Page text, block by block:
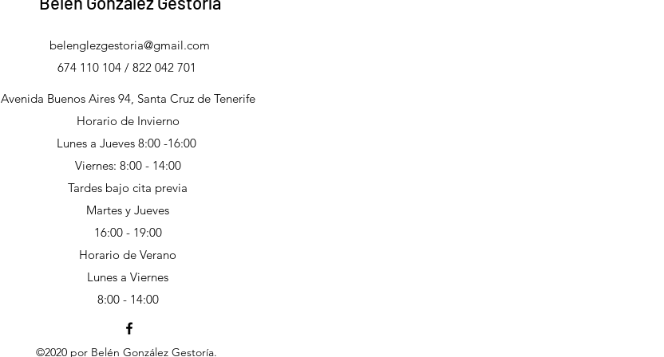
belenglezgestoria@gmail.com
674 110 104 / 822 042 701
Avenida Buenos Aires 94, Santa Cruz de Tenerife
Horario de Invierno
Lunes a Jueves 8:00 -16:00
Viernes: 8:00 - 14:00
Tardes bajo cita previa
Martes y Jueves
16:00 - 19:00
Horario de Verano
Lunes a Viernes
8:00 - 14:00
©2020 por Belén González Gestoría.